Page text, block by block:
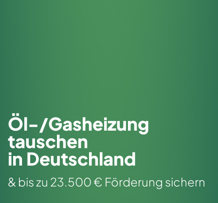
Öl-/Gasheizung
tauschen
in Deutschland
& bis zu 23.500 € Förderung sichern